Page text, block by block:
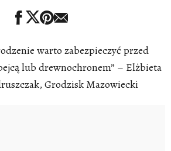
warto zabezpieczyć przed
lub drewnochronem” – Elżbieta
Grodzisk Mazowiecki